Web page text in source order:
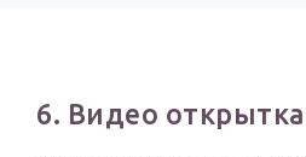
6. Видео